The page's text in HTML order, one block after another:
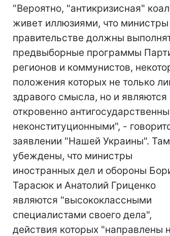
"Вероятно, "антикризисная"
живет иллюзиями, что министры
правительстве должны
предвыборные программы
регионов и коммунистов,
положения которых не только
здравого смысла, но и являются
откровенно
неконституционными", -
заявлении "Нашей Украины". Там
убеждены, что министры
иностранных дел и обороны
Тарасюк и Анатолий Гриценко
являются "высококлассными
специалистами своего дела",
действия которых "направлены